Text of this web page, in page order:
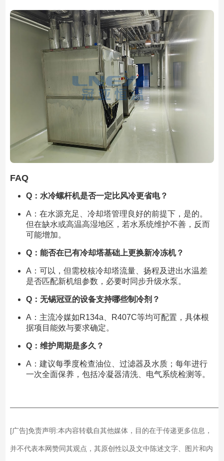
FAQ
Q：水冷螺杆机是否一定比风冷更省电？
A：在水源充足、冷却塔管理良好的前提下，是的。
但在缺水或高温高湿地区，若水系统维护不善，反而
可能增加。
Q：能否在已有冷却塔基础上更换新冷冻机？
A：可以，但需校核冷却塔流量、扬程及进出水温差
是否匹配新机组参数，必要时同步升级水泵。
Q：无锡冠亚的设备支持哪些制冷剂？
A：主流冷媒如R134a、R407C等均可配置，具体根
据项目能效与要求确定。
Q：维护周期是多久？
A：建议每季度检查油位、过滤器及水质；每年进行
一次全面保养，包括冷凝器清洗、电气系统检测等。
[广告]免责声明:本内容转载自其他媒体，目的在于传递更多信息，
并不代表本网赞同其观点，其原创性以及文中陈述文字、图片和内